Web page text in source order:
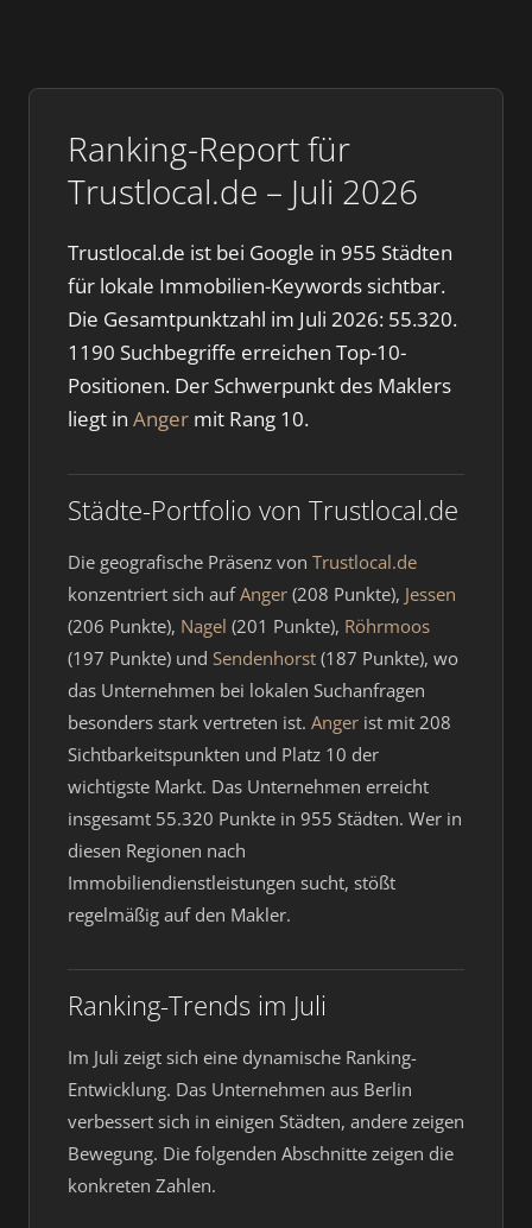
Ranking-Report für
Trustlocal.de – Juli 2026
Trustlocal.de ist bei Google in 955 Städten
für lokale Immobilien-Keywords sichtbar.
Die Gesamtpunktzahl im Juli 2026: 55.320.
1190 Suchbegriffe erreichen Top-10-
Positionen. Der Schwerpunkt des Maklers
liegt in Anger mit Rang 10.
Städte-Portfolio von Trustlocal.de
Die geografische Präsenz von Trustlocal.de
konzentriert sich aufAnger (208 Punkte), Jessen
(206 Punkte), Nagel (201 Punkte), Röhrmoos
(197 Punkte) und Sendenhorst (187 Punkte), wo
das Unternehmen bei lokalen Suchanfragen
besonders stark vertreten ist. Anger ist mit 208
Sichtbarkeitspunkten und Platz 10 der
wichtigste Markt. Das Unternehmen erreicht
insgesamt 55.320 Punkte in 955 Städten. Wer in
diesen Regionen nach
Immobiliendienstleistungen sucht, stößt
regelmäßig auf den Makler.
Ranking-Trends im Juli
Im Juli zeigt sich eine dynamische Ranking-
Entwicklung. Das Unternehmen aus Berlin
verbessert sich in einigen Städten, andere zeigen
Bewegung. Die folgenden Abschnitte zeigen die
konkreten Zahlen.